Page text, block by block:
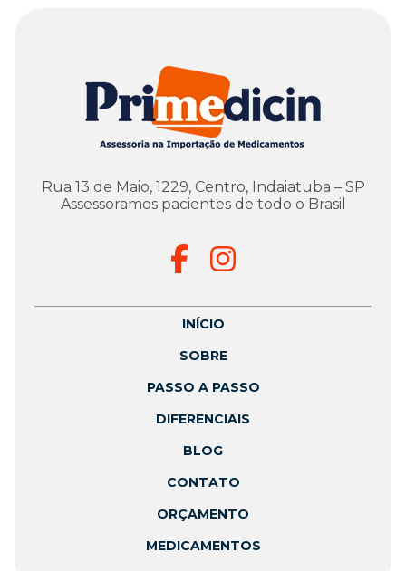
Rua 13 de Maio, 1229, Centro, Indaiatuba – SP
Assessoramos pacientes de todo o Brasil
INÍCIO
SOBRE
PASSO A PASSO
DIFERENCIAIS
BLOG
CONTATO
ORÇAMENTO
MEDICAMENTOS